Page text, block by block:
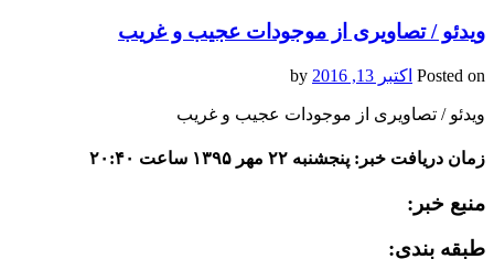
ویدئو / تصاویری از موجودات عجیب و غریب
Posted on اکتبر 13, 2016
ویدئو / تصاویری از موجودات عجیب و غریب
زمان دریافت خبر: پنجشنبه ۲۲ مهر ۱۳۹۵ ساعت ۲۰:۴۰
منبع خبر:
طبقه بندی: